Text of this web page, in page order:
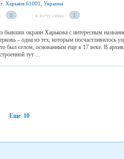
Харьков 61001, Украина
0 я хочу сюда 1
бывших окраин Харькова с интересным
– одна из тех, которым посчастливилось
был селом, основанным еще в 17 веке. В
тут ...
Еще 10